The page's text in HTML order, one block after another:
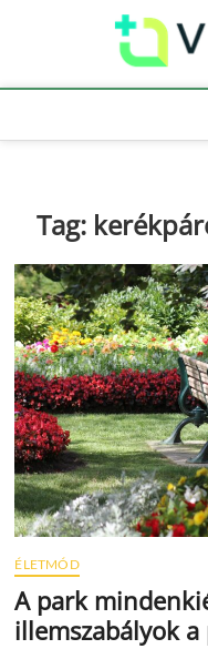
Tag:
ÉLETMÓD
A park
illemszabályok